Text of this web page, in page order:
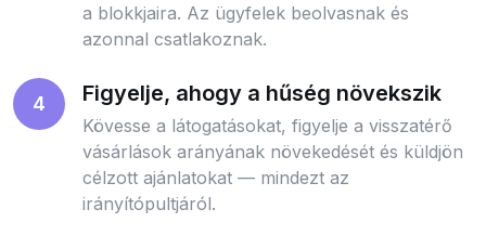
a blokkjaira. Az ügyfelek beolvasnak és
azonnal csatlakoznak.
4 Figyelje, ahogy a hűség növekszik
Kövesse a látogatásokat, figyelje a visszatérő
vásárlások arányának növekedését és küldjön
célzott ajánlatokat — mindezt az
irányítópultjáról.